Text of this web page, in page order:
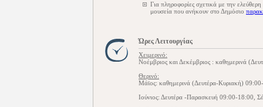
Για πληροφορίες σχετικά με την
μουσεία που ανήκουν στο Δημόσιο
Ώρες Λειτουργίας
Χειμερινό:
Νοέμβριος και Δεκέμβριος : καθημερινά
Θερινό:
Μάϊος: καθημερινά (Δευτέρα-Κυριακή)
Ιούνιος: Δευτέρα -Παρασκευή 09:00-18:00,